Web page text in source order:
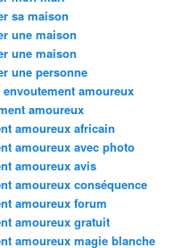
sa maison
une maison
une maison
une personne
amoureux
amoureux
amoureux africain
amoureux avec photo
amoureux avis
amoureux conséquence
amoureux forum
amoureux gratuit
amoureux magie blanche